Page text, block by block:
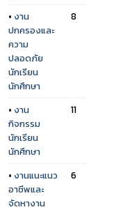
• งาน
ปกครองและ
ความ
ปลอดภัย
นักเรียน
นักศึกษา
8
• งาน
กิจกรรม
นักเรียน
นักศึกษา
11
• งานแนะแนว
อาชีพและ
จัดหางาน
6